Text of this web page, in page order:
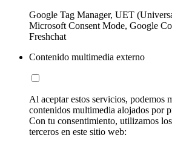
Google Tag Manager, UET
Microsoft Consent Mode, Google
Freshchat
Contenido multimedia externo
Al aceptar estos servicios, podemos
contenidos multimedia alojados por
Con tu consentimiento, utilizamos
terceros en este sitio web: